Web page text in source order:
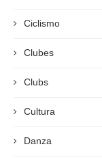
Ciclismo
Clubes
Clubs
Cultura
Danza